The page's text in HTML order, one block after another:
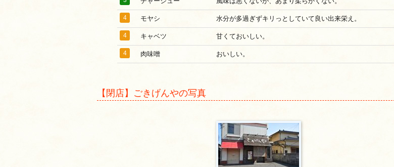
4 モヤシ 水分が多過ぎずキリっとしていて良い出来栄え。
4 キャベツ 甘くておいしい。
4 肉味噌 おいしい。
【閉店】ごきげんやの写真